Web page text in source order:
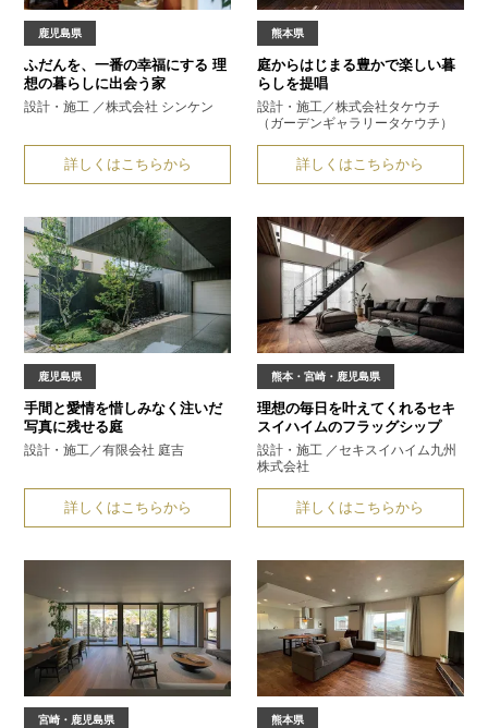
鹿児島県
ふだんを、一番の幸福にする理
想の暮らしに出会う家
設計・施工 ／株式会社 シンケン
詳しくはこちらから
熊本県
庭からはじまる豊かで楽しい暮
らしを提唱
設計・施工／株式会社タケウチ
（ガーデンギャラリータケウチ）
詳しくはこちらから
鹿児島県
手間と愛情を惜しみなく注いだ
写真に残せる庭
設計・施工／有限会社 庭吉
詳しくはこちらから
熊本・宮崎・鹿児島県
理想の毎日を叶えてくれるセキ
スイハイムのフラッグシップ
設計・施工 ／セキスイハイム九州
株式会社
詳しくはこちらから
宮崎・鹿児島県 熊本県